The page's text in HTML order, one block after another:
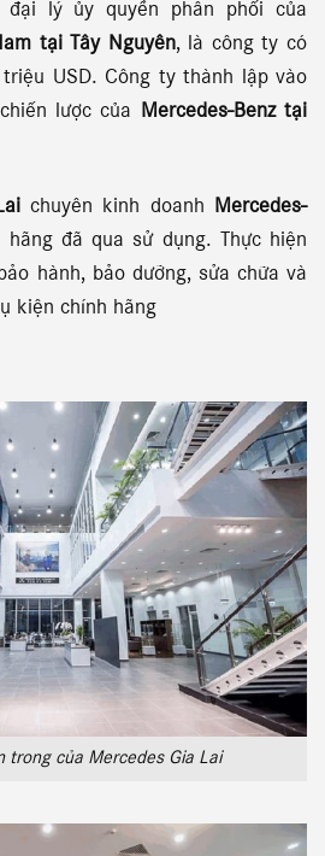
đại lý ủy quyền phân phối của
tại Tây Nguyên, là công ty có
USD. Công ty thành lập vào
lược của Mercedes-Benz tại
chuyên kinh doanh
Mercedes-
đã qua sử dụng. Thực hiện
hành, bảo dưỡng, sửa chữa và
kiện chính hãng
trong của Mercedes Gia Lai